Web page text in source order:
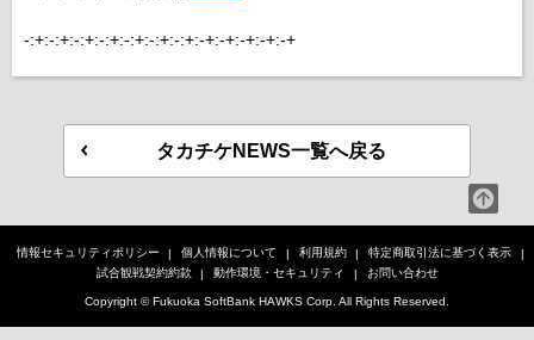
-:+:-:+:-:+:-:+:-:+:-:+:-:+:-+:-+:-+:-+:-+
タカチケNEWS一覧へ戻る
情報セキュリティポリシー 個人情報について 利用規約
特定商取引法に基づく表示
試合観戦契約約款
動作環境・セキュリティ お問い合わせ
Copyright © Fukuoka SoftBank HAWKS Corp. All Rights Reserved.